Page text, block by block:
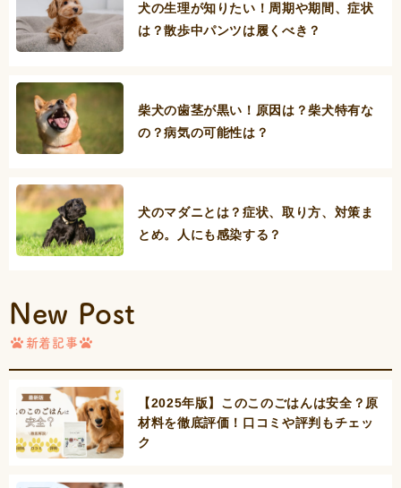
犬の生理が知りたい！周期や期間、症状
は？散歩中パンツは履くべき？
柴犬の歯茎が黒い！原因は？柴犬特有な
の？病気の可能性は？
犬のマダニとは？症状、取り方、対策ま
とめ。人にも感染する？
New Post
新着記事
【2025年版】このこのごはんは安全？原
材料を徹底評価！口コミや評判もチェッ
ク